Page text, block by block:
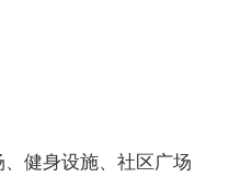
健身设施、社区广场